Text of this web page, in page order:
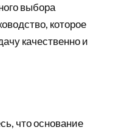
выбора
которое
качественно и
что основание